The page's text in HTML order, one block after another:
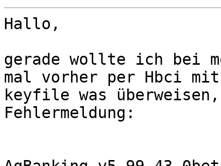
Hallo,
gerade wollte ich bei
mal vorher per Hbci mit
keyfile was
Fehlermeldung: